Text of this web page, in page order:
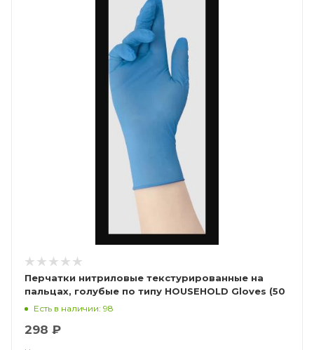
Перчатки нитриловые текстурированные на
пальцах, голубые по типу HOUSEHOLD Gloves (50
пар), Калибр Libry
Есть в наличии: 98
298 ₽